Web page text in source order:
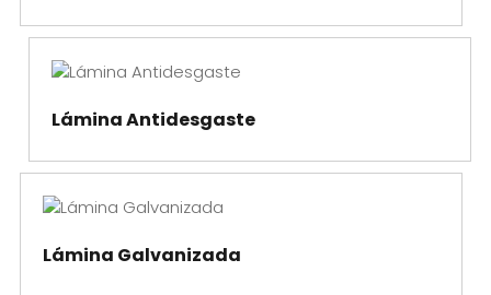
Lámina Antidesgaste
Lámina Galvanizada